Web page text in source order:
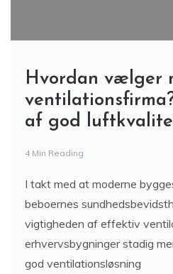
Hvordan vælger
af god
4 Min Reading
I takt med at moderne
beboernes
vigtigheden af effektiv
erhvervsbygninger stadig
god ventilationsløsning